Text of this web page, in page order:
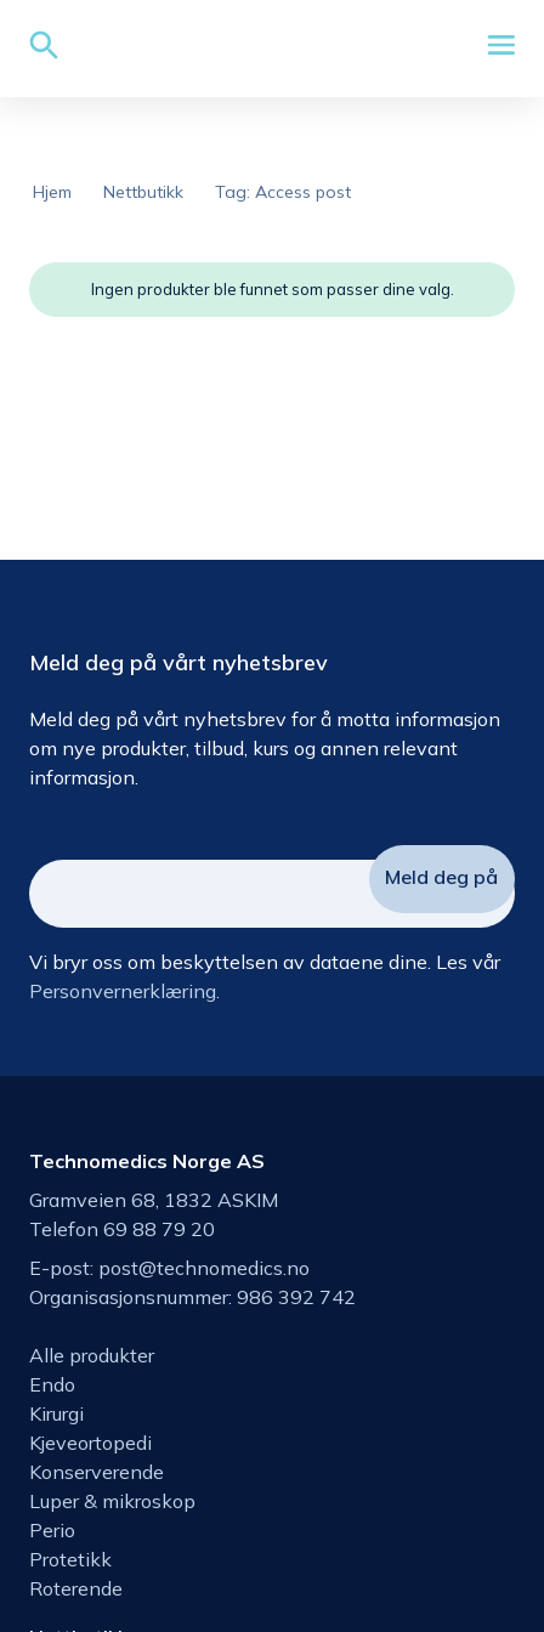
Hjem Nettbutikk Tag: Access post
Ingen produkter ble funnet som passer dine valg.
Meld deg på vårt nyhetsbrev
Meld deg på vårt nyhetsbrev for å motta informasjon
om nye produkter, tilbud, kurs og annen relevant
informasjon.
Vi bryr oss om beskyttelsen av dataene dine. Les vår
Personvernerklæring.
Technomedics Norge AS
Gramveien 68, 1832 ASKIM
Telefon 69 88 79 20
E-post: post@technomedics.no
Organisasjonsnummer: 986 392 742
Alle produkter
Endo
Kirurgi
Kjeveortopedi
Konserverende
Luper & mikroskop
Perio
Protetikk
Roterende